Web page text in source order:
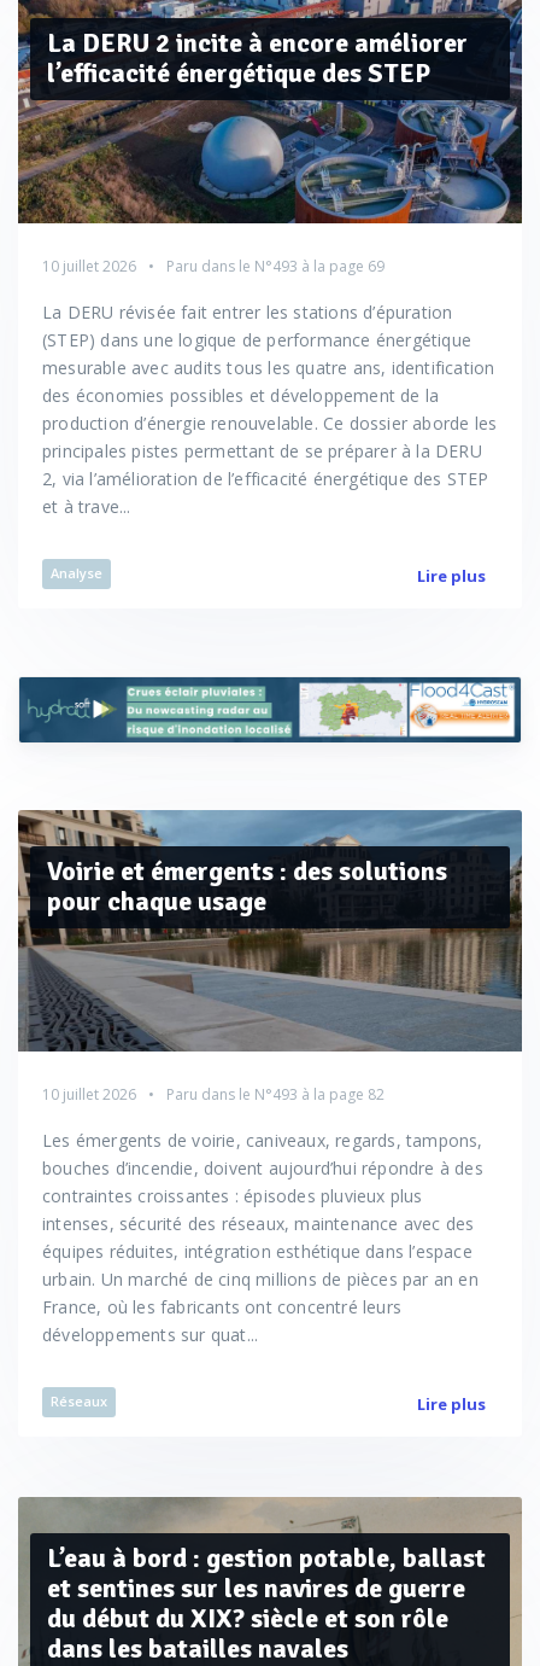
La DERU 2 incite à encore améliorer
l’efficacité énergétique des STEP
10 juillet 2026 Paru dans le N°493 à la page 69
La DERU révisée fait entrer les stations d’épuration
(STEP) dans une logique de performance énergétique
mesurable avec audits tous les quatre ans, identification
des économies possibles et développement de la
production d’énergie renouvelable. Ce dossier aborde les
principales pistes permettant de se préparer à la DERU
2, via l’amélioration de l’efficacité énergétique des STEP
et à trave...
Analyse Lire plus
Voirie et émergents : des solutions
pour chaque usage
10 juillet 2026 Paru dans le N°493 à la page 82
Les émergents de voirie, caniveaux, regards, tampons,
bouches d’incendie, doivent aujourd’hui répondre à des
contraintes croissantes : épisodes pluvieux plus
intenses, sécurité des réseaux, maintenance avec des
équipes réduites, intégration esthétique dans l’espace
urbain. Un marché de cinq millions de pièces par an en
France, où les fabricants ont concentré leurs
développements sur quat...
Réseaux Lire plus
L’eau à bord : gestion potable, ballast
et sentines sur les navires de guerre
du début du XIX? siècle et son rôle
dans les batailles navales